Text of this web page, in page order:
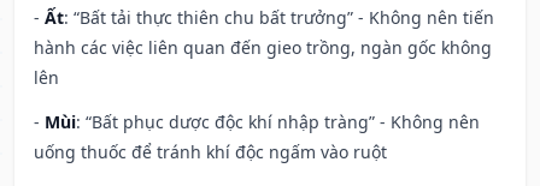
- Ất: “Bất tải thực thiên chu bất trưởng” - Không nên tiến
hành các việc liên quan đến gieo trồng, ngàn gốc không
lên
- Mùi: “Bất phục dược độc khí nhập tràng” - Không nên
uống thuốc để tránh khí độc ngấm vào ruột